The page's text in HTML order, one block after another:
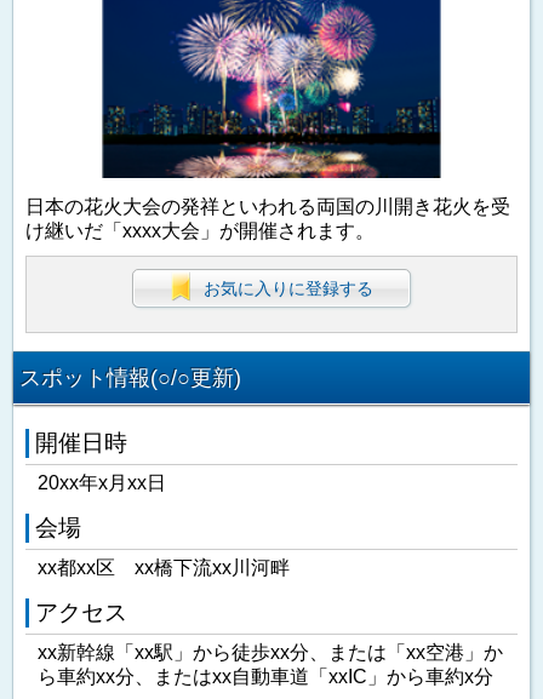
日本の花火大会の発祥といわれる両国の川開き花火を受
け継いだ「xxxx大会」が開催されます。
お気に入りに登録する
スポット情報(○/○更新)
開催日時
20xx年x月xx日
会場
xx都xx区 xx橋下流xx川河畔
アクセス
xx新幹線「xx駅」から徒歩xx分、または「xx空港」か
ら車約xx分、またはxx自動車道「xxIC」から車約x分